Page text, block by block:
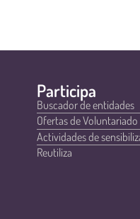
Participa
Buscador de entidades
Ofertas de Voluntariado
Actividades de
Reutiliza